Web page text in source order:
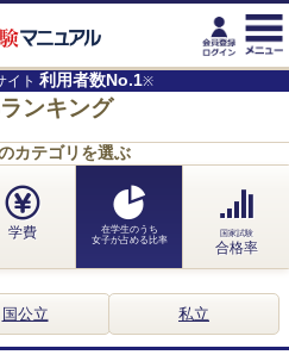
イト 利用者数No.1※
ンキング
カテゴリを選ぶ
学費
在学生のうち
女子が占める比率
国家試験
合格率
国公立 私立